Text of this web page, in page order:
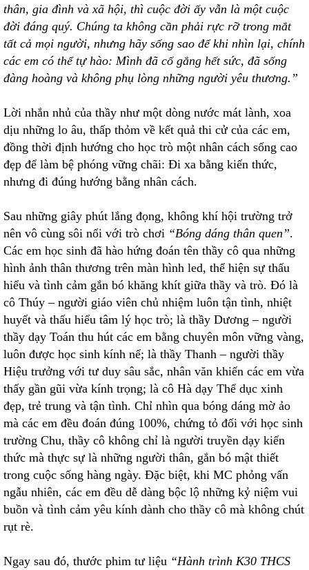
thân, gia đình và xã hội, thì cuộc đời ấy vẫn là một cuộc
đời đáng quý. Chúng ta không cần phải rực rỡ trong mắt
tất cả mọi người, nhưng hãy sống sao để khi nhìn lại, chính
các em có thể tự hào: Mình đã cố gắng hết sức, đã sống
đàng hoàng và không phụ lòng những người yêu thương.”
Lời nhắn nhủ của thầy như một dòng nước mát lành, xoa
dịu những lo âu, thấp thỏm về kết quả thi cử của các em,
đồng thời định hướng cho học trò một nhân cách sống cao
đẹp để làm bệ phóng vững chãi: Đi xa bằng kiến thức,
nhưng đi đúng hướng bằng nhân cách.
Sau những giây phút lắng đọng, không khí hội trường trở
nên vô cùng sôi nổi với trò chơi “Bóng dáng thân quen”.
Các em học sinh đã hào hứng đoán tên thầy cô qua những
hình ảnh thân thương trên màn hình led, thể hiện sự thấu
hiểu và tình cảm gắn bó khăng khít giữa thầy và trò. Đó là
cô Thúy – người giáo viên chủ nhiệm luôn tận tình, nhiệt
huyết và thấu hiểu tâm lý học trò; là thầy Dương – người
thầy dạy Toán thu hút các em bằng chuyên môn vững vàng,
luôn được học sinh kính nể; là thầy Thanh – người thầy
Hiệu trưởng với tư duy sâu sắc, nhân văn khiến các em vừa
thấy gần gũi vừa kính trọng; là cô Hà dạy Thể dục xinh
đẹp, trẻ trung và tận tình. Chỉ nhìn qua bóng dáng mờ ảo
mà các em đều đoán đúng 100%, chứng tỏ đối với học sinh
trường Chu, thầy cô không chỉ là người truyền dạy kiến
thức mà thực sự là những người thân, gắn bó mật thiết
trong cuộc sống hàng ngày. Đặc biệt, khi MC phỏng vấn
ngẫu nhiên, các em đều dễ dàng bộc lộ những kỷ niệm vui
buồn và tình cảm yêu kính dành cho thầy cô mà không chút
rụt rè.
Ngay sau đó, thước phim tư liệu “Hành trình K30 THCS